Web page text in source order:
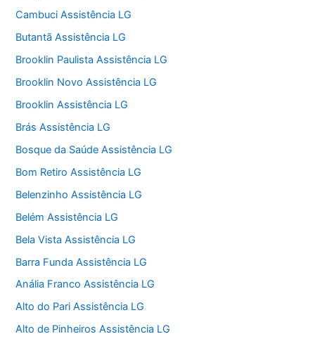
Cambuci Assistência LG
Butantã Assistência LG
Brooklin Paulista Assistência LG
Brooklin Novo Assistência LG
Brooklin Assistência LG
Brás Assistência LG
Bosque da Saúde Assistência LG
Bom Retiro Assistência LG
Belenzinho Assistência LG
Belém Assistência LG
Bela Vista Assistência LG
Barra Funda Assistência LG
Anália Franco Assistência LG
Alto do Pari Assistência LG
Alto de Pinheiros Assistência LG